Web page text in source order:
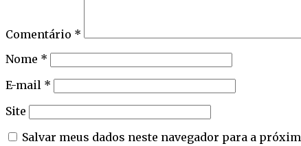
Comentário *
Nome *
E-mail *
Site
Salvar meus dados neste navegador para a